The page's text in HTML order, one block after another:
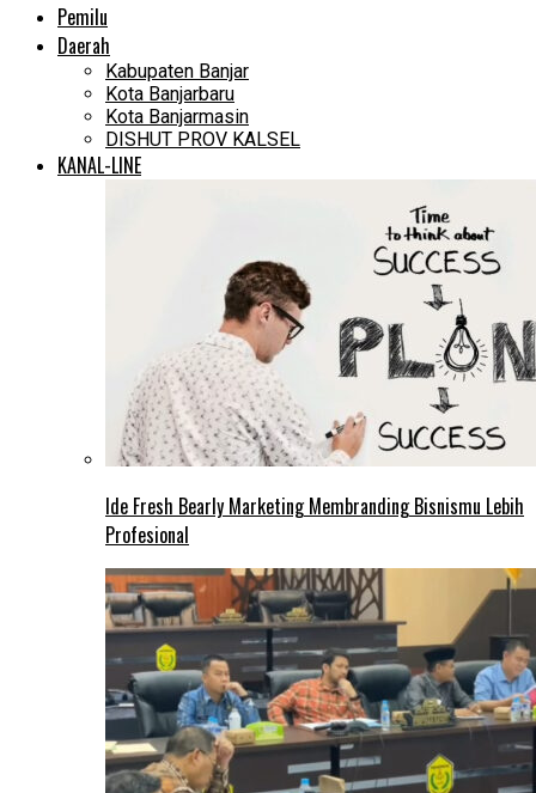
Pemilu
Daerah
Kabupaten Banjar
Kota Banjarbaru
Kota Banjarmasin
DISHUT PROV KALSEL
KANAL-LINE
Ide Fresh Bearly Marketing Membranding Bisnismu Lebih
Profesional